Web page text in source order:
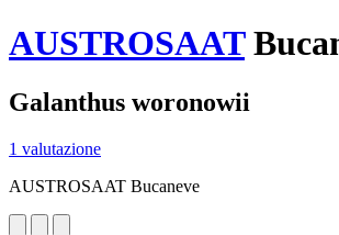
AUSTROSAAT
Galanthus woronowii
1 valutazione
AUSTROSAAT Bucaneve